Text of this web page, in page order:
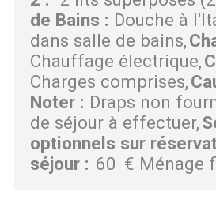
de Bains : Douche à
dans salle de bains
Chauffage électrique
Charges comprises
Noter : Draps non
de séjour à effectuer
optionnels sur
séjour : 60 € Ménage